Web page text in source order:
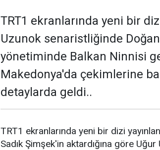
TRT1 ekranlarında yeni bir
Uzunok senaristliğinde
yönetiminde Balkan Ninnisi
Makedonya'da çekimlerine
detaylarda geldi..
TRT1 ekranlarında yeni bir dizi
Sadık Şimşek'in aktardığına göre